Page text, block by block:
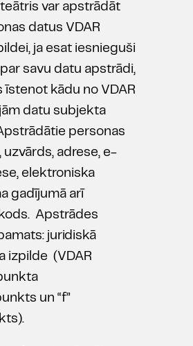
teātris var apstrādāt
datus VDAR
ja esat iesnieguši
savu datu apstrādi,
īstenot kādu no VDAR
datu subjekta
personas
uzvārds, adrese, e-
elektroniska
gadījumā arī
Apstrādes
juridiskā
izpilde (VDAR
un “f”